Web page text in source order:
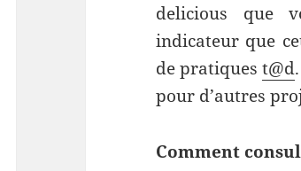
delicious que
indicateur que
de pratiquest@d
pour d’autres
Comment